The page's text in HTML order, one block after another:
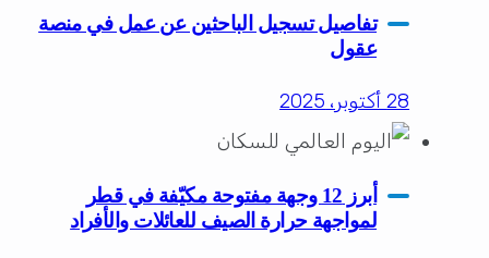
تفاصيل تسجيل الباحثين عن عمل في منصة
عقول
28 أكتوبر، 2025
أبرز 12 وجهة مفتوحة مكيّفة في قطر
لمواجهة حرارة الصيف للعائلات والأفراد